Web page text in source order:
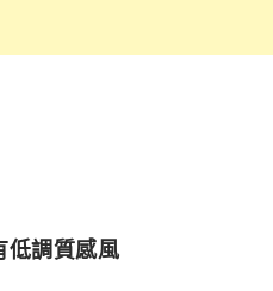
低調質感風